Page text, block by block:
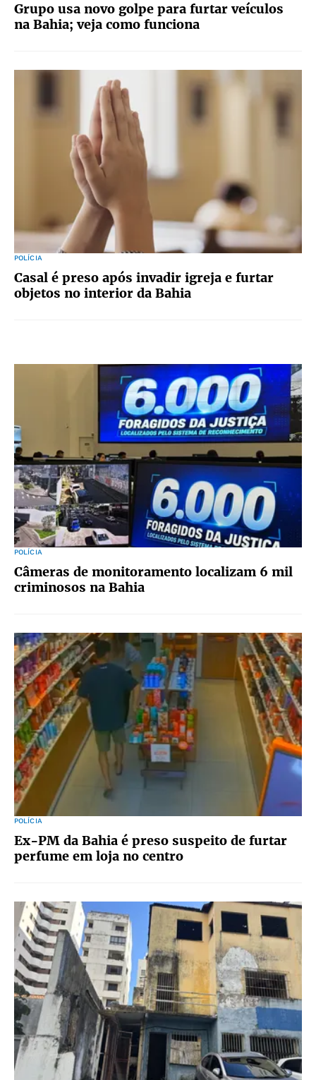
Grupo usa novo golpe para furtar veículos
na Bahia; veja como funciona
POLÍCIA
Casal é preso após invadir igreja e furtar
objetos no interior da Bahia
POLÍCIA
Câmeras de monitoramento localizam 6 mil
criminosos na Bahia
POLÍCIA
Ex-PM da Bahia é preso suspeito de furtar
perfume em loja no centro